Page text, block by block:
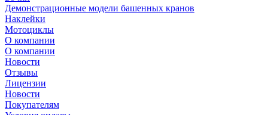
Демонстрационные модели башенных кранов
Наклейки
Мотоциклы
О компании
О компании
Новости
Отзывы
Лицензии
Новости
Покупателям